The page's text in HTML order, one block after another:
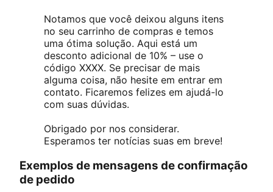
Notamos que você deixou alguns itens
no seu carrinho de compras e temos
uma ótima solução. Aqui está um
desconto adicional de 10% – use o
código XXXX. Se precisar de mais
alguma coisa, não hesite em entrar em
contato. Ficaremos felizes em ajudá-lo
com suas dúvidas.
Obrigado por nos considerar.
Esperamos ter notícias suas em breve!
Exemplos de mensagens de confirmação
de pedido